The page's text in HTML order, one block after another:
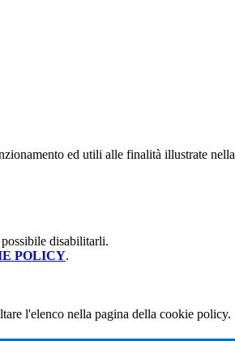
ed utili alle finalità illustrate nella
disabilitarli.
POLICY.
l'elenco nella pagina della cookie policy.